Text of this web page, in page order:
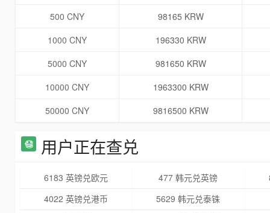
500 CNY
98165 KRW
1000 CNY
196330 KRW
5000 CNY
981650 KRW
10000 CNY
1963300 KRW
50000 CNY
9816500 KRW
用户正在查兑
6183 英镑兑欧元 477 韩元兑英镑
4022 英镑兑港币
5629 韩元兑泰铢